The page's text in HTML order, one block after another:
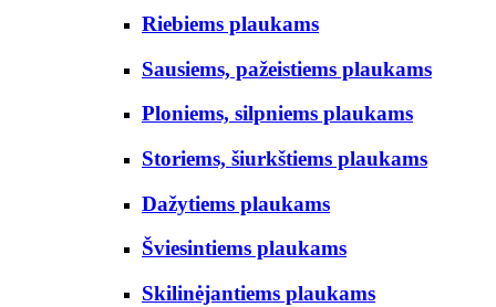
Riebiems plaukams
Sausiems, pažeistiems plaukams
Ploniems, silpniems plaukams
Storiems, šiurkštiems plaukams
Dažytiems plaukams
Šviesintiems plaukams
Skilinėjantiems plaukams